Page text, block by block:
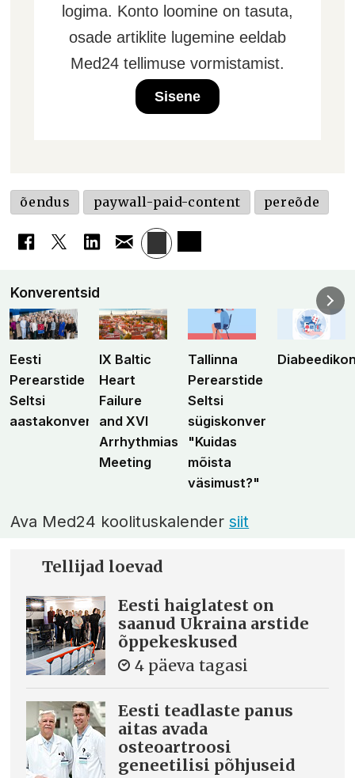
logima. Konto loomine on tasuta,
osade artiklite lugemine eeldab
Med24 tellimuse vormistamist.
Sisene
õendus paywall-paid-content pereõde
Konverentsid
Eesti
Perearstide
Seltsi
aastakonverents
IX Baltic
Heart
Failure
and XVI
Arrhythmias
Meeting
Tallinna
Perearstide
Seltsi
sügiskonverents
"Kuidas
mõista
väsimust?"
Ava Med24 koolituskalendersiit
Tellijad loevad
Eesti haiglatest on
saanud Ukraina arstide
õppekeskused
4 päeva tagasi
Eesti teadlaste panus
aitas avada
osteoartroosi
geneetilisi põhjuseid